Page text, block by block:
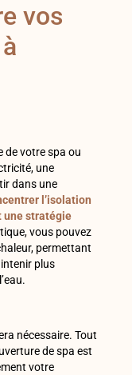
vos
de votre spa ou
une
dans une
l’isolation
une stratégie
vous pouvez
permettant
plus
nécessaire. Tout
de spa est
votre